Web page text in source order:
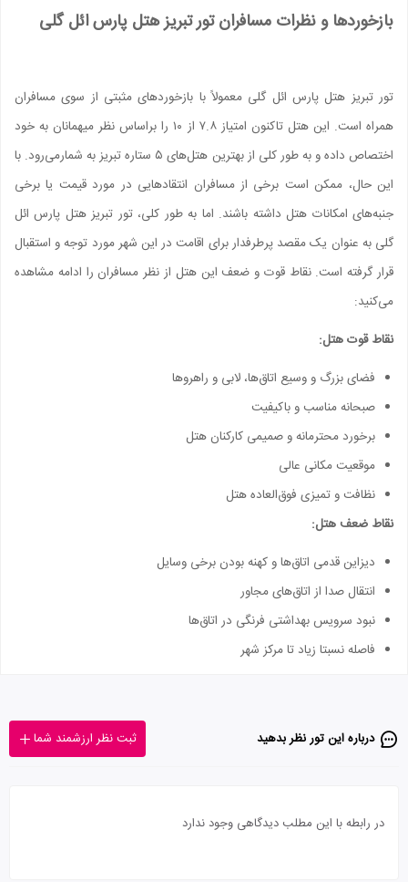
بازخوردها و نظرات مسافران تور تبریز هتل پارس ائل گلی
تور تبریز هتل پارس ائل گلی معمولاً با بازخوردهای مثبتی از سوی مسافران
همراه است. این هتل تاکنون امتیاز ۷.۸ از ۱۰ را براساس نظر میهمانان به خود
اختصاص داده و به طور کلی از بهترین هتل‌های ۵ ستاره تبریز به شمارمی‌رود. با
این حال، ممکن است برخی از مسافران انتقادهایی در مورد قیمت‌ یا برخی
جنبه‌های امکانات هتل داشته باشند. اما به طور کلی، تور تبریز هتل پارس ائل
گلی به عنوان یک مقصد پرطرفدار برای اقامت در این شهر مورد توجه و استقبال
قرار گرفته است. نقاط قوت و ضعف این هتل از نظر مسافران را ادامه مشاهده
می‌کنید:
نقاط قوت هتل:
فضای بزرگ و وسیع اتاق‌ها، لابی و راهروها
صبحانه مناسب و باکیفیت
برخورد محترمانه و صمیمی کارکنان هتل
موقعیت مکانی عالی
نظافت و تمیزی فوق‌العاده هتل
نقاط ضعف هتل:
دیزاین قدمی اتاق‌ها و کهنه بودن برخی وسایل
انتقال صدا از اتاق‌های مجاور
نبود سرویس بهداشتی فرنگی در اتاق‌ها
فاصله نسبتا زیاد تا مرکز شهر
درباره این تور‌ نظر بدهید ثبت نظر ارزشمند شما
در رابطه با این مطلب دیدگاهی وجود ندارد